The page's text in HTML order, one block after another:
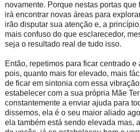
novamente. Porque nestas portas que
irá encontrar novas áreas para
irão disputar sua atenção e, a
mais confuso do que esclarecedor,
seja o resultado real de tudo isso.
Então, repetimos para ficar centrado e
pois, quanto mais for elevado, mais
de ficar em sintonia com essa
estabelecer com a sua própria Mãe
constantemente a enviar ajuda para
dissemos, ela é o seu maior aliado
ela também está sendo elevada mas,